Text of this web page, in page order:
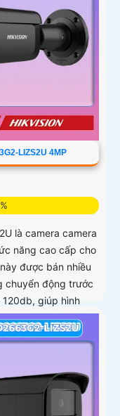
LIZS2U 4MP
là camera camera
năng cao cấp cho
được bán nhiều
chuyển động trước
giúp hình